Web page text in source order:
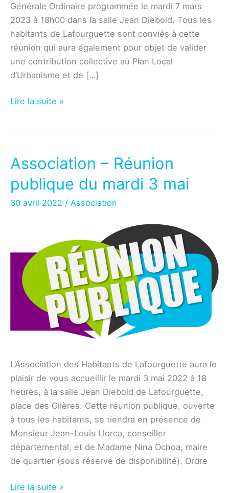
Générale Ordinaire programmée le mardi 7 mars
2023 à 18h00 dans la salle Jean Diebold. Tous les
habitants de Lafourguette sont conviés à cette
réunion qui aura également pour objet de valider
une contribution collective au Plan Local
d’Urbanisme et de […]
Association
du
7
mars
2023
Lire la suite »
Association – Réunion
publique du mardi 3 mai
30 avril 2022 / Association
L’Association des Habitants de Lafourguette aura le
plaisir de vous accueillir le mardi 3 mai 2022 à 18
heures, à la salle Jean Diebold de Lafourguette,
place des Glières. Cette réunion publique, ouverte
à tous les habitants, se tiendra en présence de
Monsieur Jean-Louis Llorca, conseiller
départemental, et de Madame Nina Ochoa, maire
de quartier (sous réserve de disponibilité). Ordre
Association
Lire la suite »